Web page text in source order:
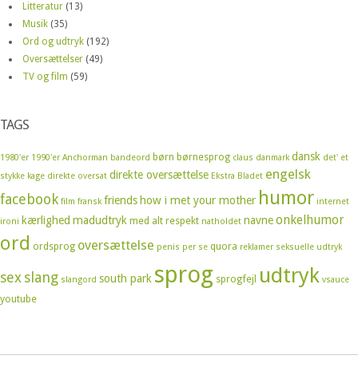
Litteratur (13)
Musik (35)
Ord og udtryk (192)
Oversættelser (49)
TV og film (59)
TAGS
1980'er 1990'er Anchorman bandeord børn børnesprog claus danmark dansk det' et
stykke kage direkte oversat direkte oversættelse Ekstra Bladet engelsk
facebook film fransk friends how i met your mother humor internet
ironi kærlighed madudtryk med alt respekt natholdet navneonkelhumor
ord ordsprog oversættelse penis per se quora reklamer seksuelle udtryk
sexslang slangord south park sprog sprogfejl udtryk vsauce
youtube